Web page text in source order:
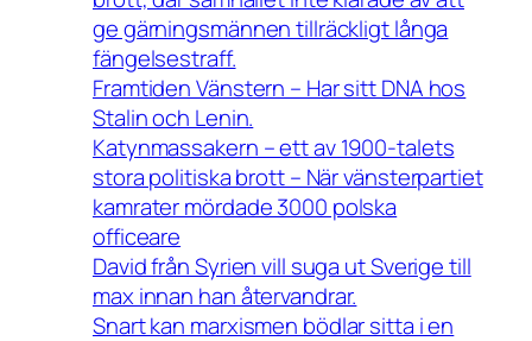
ge gärningsmännen tillräckligt långa
fängelsestraff.
Framtiden Vänstern – Har sitt DNA hos
Stalin och Lenin.
Katynmassakern – ett av 1900-talets
stora politiska brott – När vänsterpartiet
kamrater mördade 3000 polska
officeare
David från Syrien vill suga ut Sverige till
max innan han återvandrar.
Snart kan marxismen bödlar sitta i en